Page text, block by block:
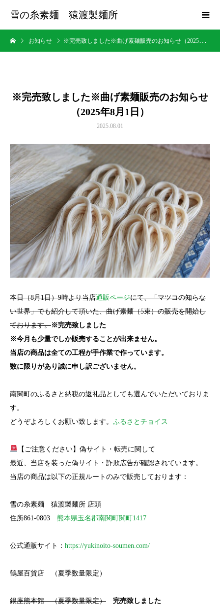
雪の糸素麺 猿渡製麺所
お知らせ ※完売致しました※曲げ素麺販売のお知らせ（2025年8月1日）
※完売致しました※曲げ素麺販売のお知らせ
（2025年8月1日）
2025.08.01
本日（8月1日）9時より当店通販ページにて、「マツコの知らな
い世界」でも紹介して頂いた、曲げ素麺（5束）の販売を開始し
ております。※完売致しました
※今月も少量でしか販売することが出来ません。
当店の商品は全ての工程が手作業で作っています。
数に限りがあり誠に申し訳ございません。
南関町のふるさと納税の返礼品としても選んでいただいておりま
す。
どうぞよろしくお願い致します。 ふるさとチョイス
【ご注意ください】偽サイト・転売に関して
最近、当店を装った偽サイト・詐欺広告が確認されています。
当店の商品は以下の正規ルートのみで販売しております：
雪の糸素麺 猿渡製麺所 店頭
住所861-0803 熊本県玉名郡南関町関町1417
公式通販サイト： https://yukinoito-soumen.com/
鶴屋百貨店 （夏季数量限定）
銀座熊本館 （夏季数量限定） 完売致しました